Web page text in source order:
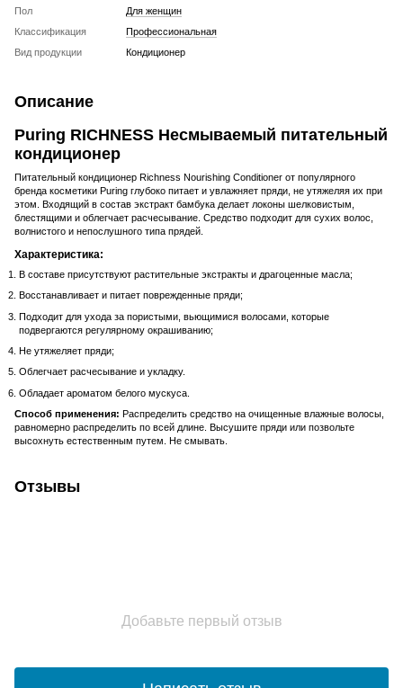
Пол
Для женщин
Классификация
Профессиональная
Вид продукции
Кондиционер
Описание
Puring RICHNESS Несмываемый питательный
кондиционер
Питательный кондиционер Richness Nourishing Conditioner от популярного
бренда косметики Puring глубоко питает и увлажняет пряди, не утяжеляя их при
этом. Входящий в состав экстракт бамбука делает локоны шелковистым,
блестящими и облегчает расчесывание. Средство подходит для сухих волос,
волнистого и непослушного типа прядей.
Характеристика:
В составе присутствуют растительные экстракты и драгоценные масла;
Восстанавливает и питает поврежденные пряди;
Подходит для ухода за пористыми, вьющимися волосами, которые
подвергаются регулярному окрашиванию;
Не утяжеляет пряди;
Облегчает расчесывание и укладку.
Обладает ароматом белого мускуса.
Способ применения: Распределить средство на очищенные влажные волосы,
равномерно распределить по всей длине. Высушите пряди или позвольте
высохнуть естественным путем. Не смывать.
Отзывы
Добавьте первый отзыв